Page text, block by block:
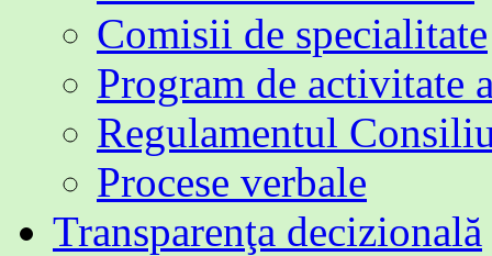
Comisii de specialitate
Program de activitate
Regulamentul
Procese verbale
Transparenţa decizională